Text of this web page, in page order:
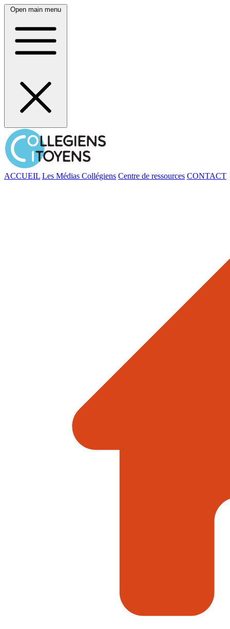
Open main menu
ACCUEIL Les Médias Collégiens Centre de ressources CONTACT